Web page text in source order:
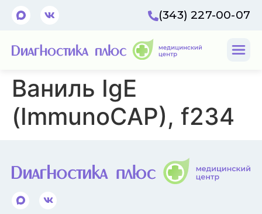
(343) 227-00-07
Ваниль IgE
(ImmunoCAP), f234